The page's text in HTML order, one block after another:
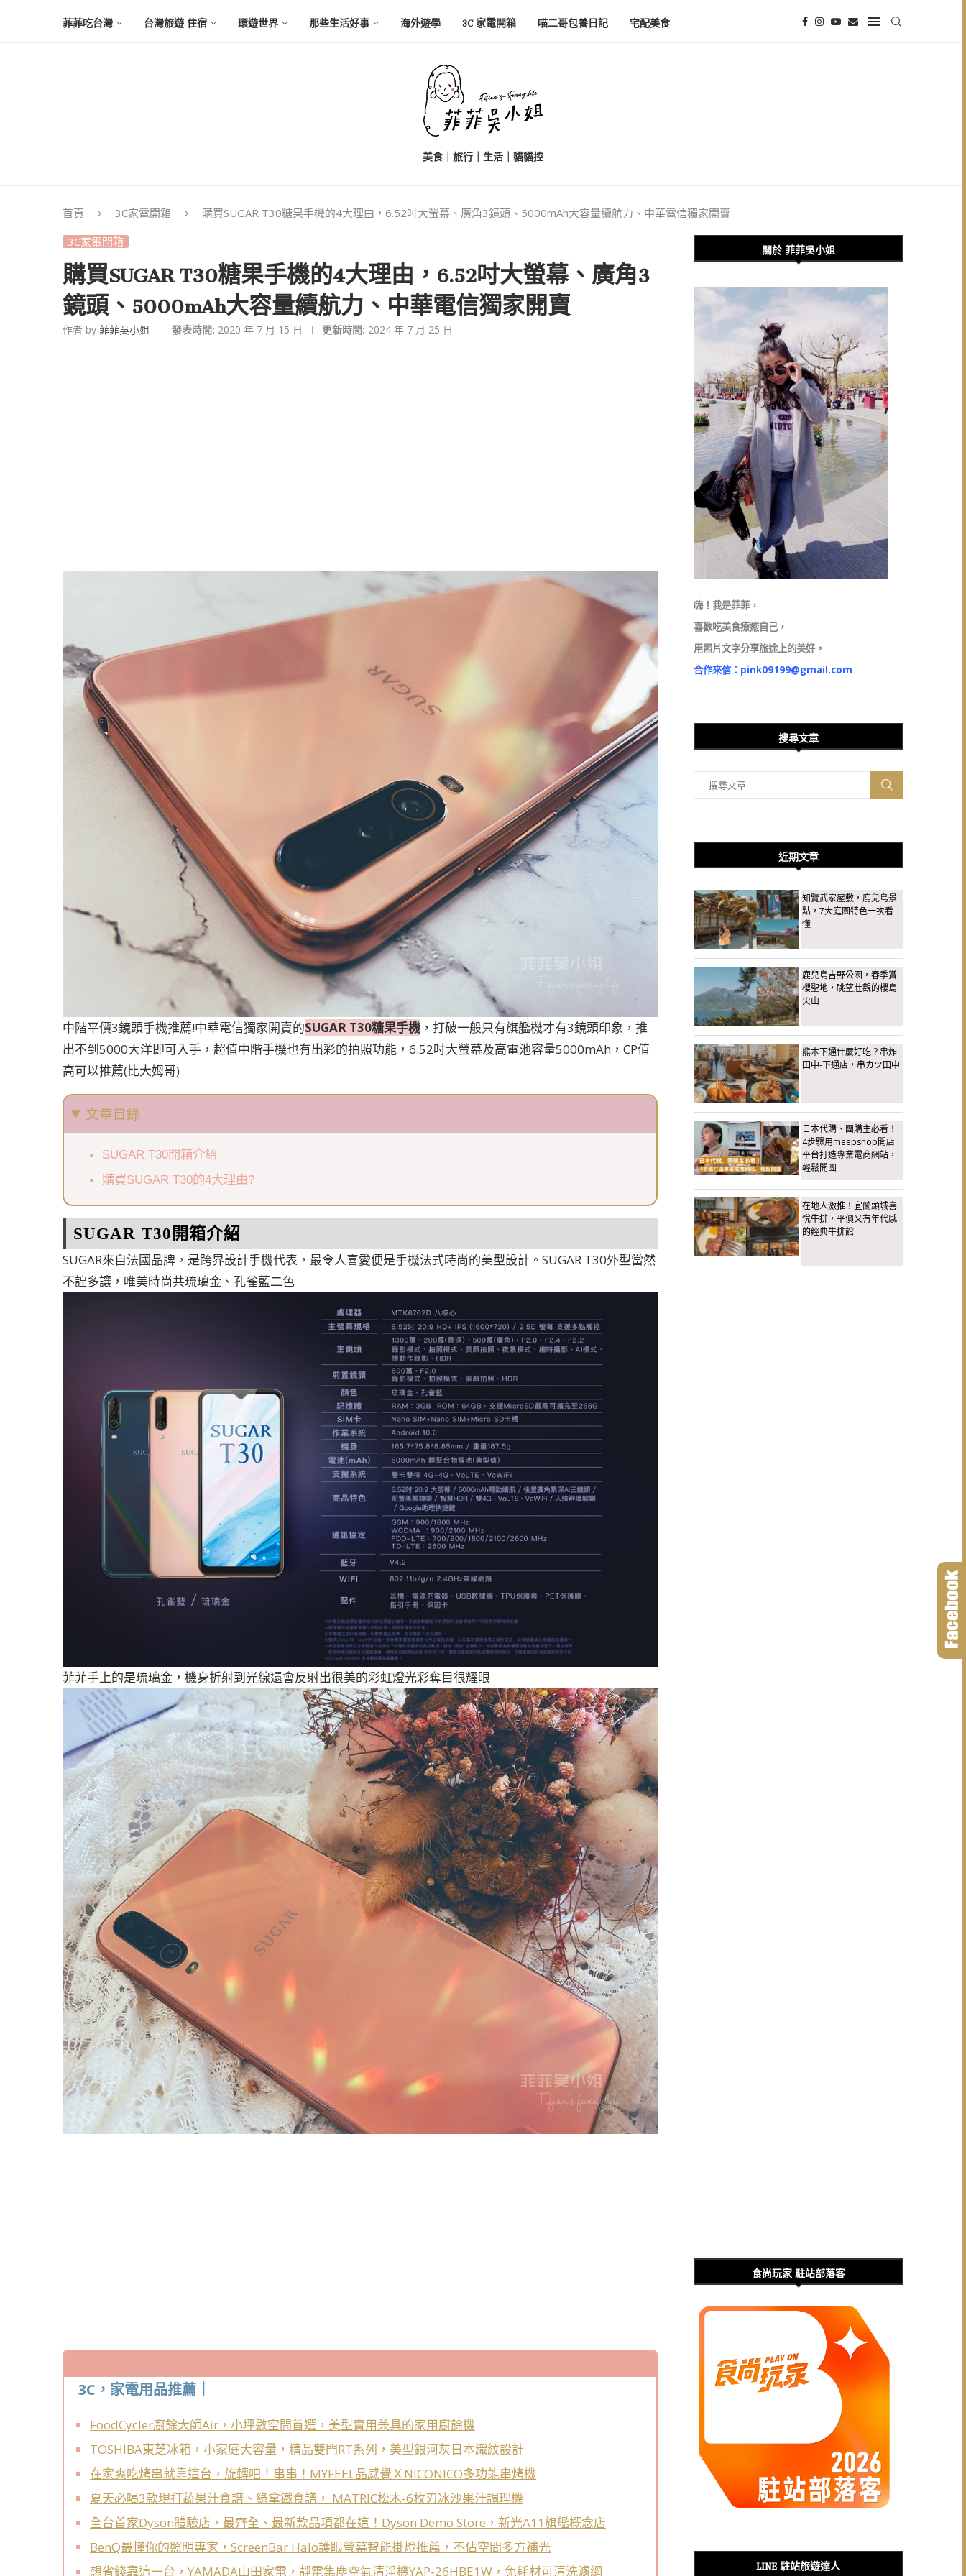
菲菲吃台灣 台灣旅遊 住宿 環遊世界 那些生活好事 海外遊學 3C 家電開箱 喵二哥包養日記 宅配美食
美食｜旅行｜生活｜貓貓控
首頁 3C家電開箱
購買SUGAR T30糖果手機的4大理由，6.52吋大螢幕、廣角3鏡頭、5000mAh大容量續航力、中華電信獨家開賣
3C家電開箱
購買SUGAR T30糖果手機的4大理由，6.52吋大螢幕、廣角3
鏡頭、5000mAh大容量續航力、中華電信獨家開賣
作者 by 菲菲吳小姐 發表時間: 2020 年 7 月 15 日 更新時間: 2024 年 7 月 25 日
中階平價3鏡頭手機推薦!中華電信獨家開賣的SUGAR T30糖果手機 ，打破一般只有旗艦機才有3鏡頭印象，推
出不到5000大洋即可入手，超值中階手機也有出彩的拍照功能，6.52吋大螢幕及高電池容量5000mAh，CP值
高可以推薦(比大姆哥)
文章目錄
SUGAR T30開箱介紹
購買SUGAR T30的4大理由?
SUGAR T30開箱介紹
SUGAR來自法國品牌，是跨界設計手機代表，最令人喜愛便是手機法式時尚的美型設計。SUGAR T30外型當然
不諻多讓，唯美時尚共琉璃金、孔雀藍二色
菲菲手上的是琉璃金，機身折射到光線還會反射出很美的彩虹燈光彩奪目很耀眼
3C，家電用品推薦｜
FoodCycler廚餘大師Air，小坪數空間首選，美型實用兼具的家用廚餘機
TOSHIBA東芝冰箱，小家庭大容量，精品雙門RT系列，美型銀河灰日本織紋設計
在家爽吃烤串就靠這台，旋轉吧！串串！MYFEEL品感覺ＸNICONICO多功能串烤機
夏天必喝3款現打蔬果汁食譜、綠拿鐵食譜， MATRIC松木-6枚刃冰沙果汁調理機
全台首家Dyson體驗店，最齊全、最新款品項都在這！Dyson Demo Store，新光A11旗艦概念店
BenQ最懂你的照明專家，ScreenBar Halo護眼螢幕智能掛燈推薦，不佔空間多方補光
想省錢靠這一台，YAMADA山田家電，靜電集塵空氣清淨機YAP-26HBE1W，免耗材可清洗濾網
關於 菲菲吳小姐
嗨！我是菲菲，
喜歡吃美食療癒自己，
用照片文字分享旅途上的美好。
合作來信： pink09199@gmail.com
搜尋文章
近期文章
知覽武家屋敷，鹿兒島景
點，7大庭園特色一次看
懂
鹿兒島吉野公園，春季賞
櫻聖地，眺望壯觀的櫻島
火山
熊本下通什麼好吃？串炸
田中-下通店，串カツ田中
日本代購、團購主必看！
4步驟用meepshop開店
平台打造專業電商網站，
輕鬆開團
在地人激推！宜蘭頭城喜
悅牛排，平價又有年代感
的經典牛排館
食尚玩家 駐站部落客
LINE 駐站旅遊達人